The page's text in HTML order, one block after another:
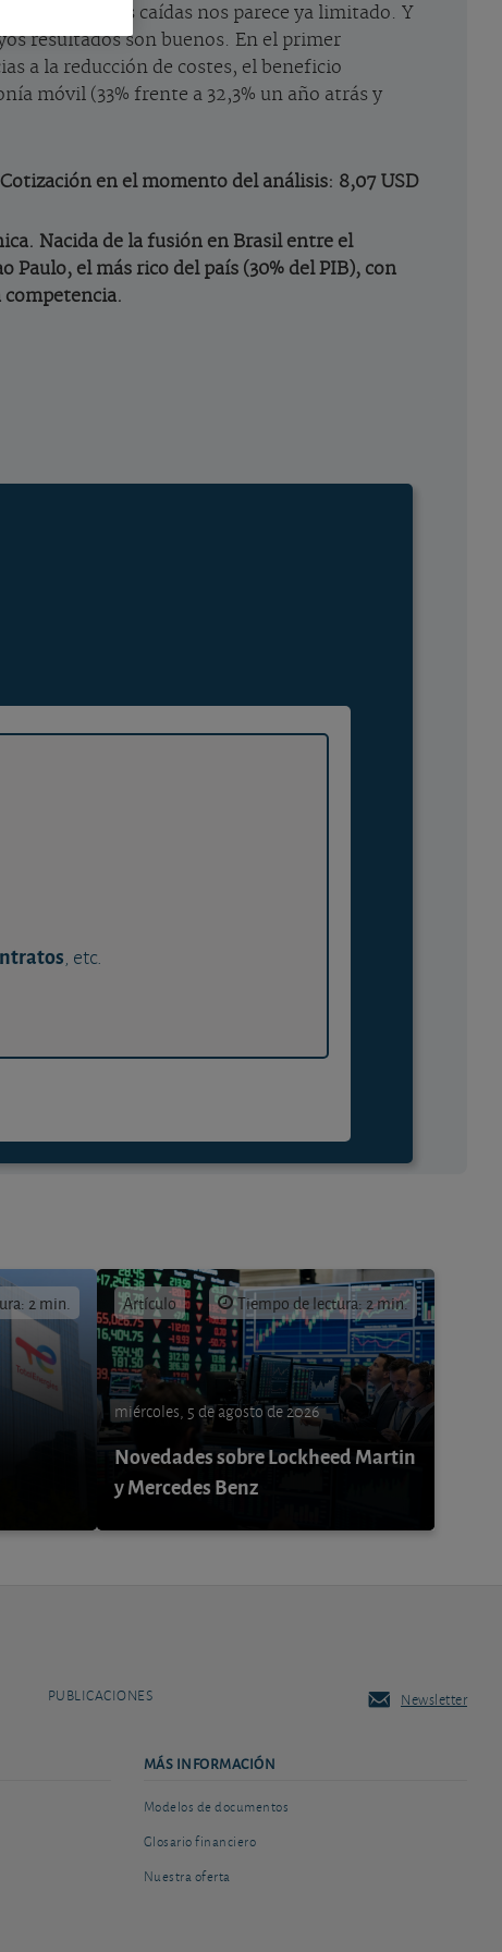
de nuevas caídas nos parece ya limitado. Y
resultados son buenos. En el primer
a la reducción de costes, el beneficio
móvil (33% frente a 32,3% un año atrás y
Cotización en el momento del análisis: 8,07 USD
Nacida de la fusión en Brasil entre el
el más rico del país (30% del PIB), con
, etc.
2 min. Artículo Tiempo de lectura: 2 min.
miércoles, 5 de agosto de 2026
Novedades sobre Lockheed Martin
y Mercedes Benz
PUBLICACIONES Newsletter
MÁS INFORMACIÓN
Modelos de documentos
Glosario financiero
Nuestra oferta